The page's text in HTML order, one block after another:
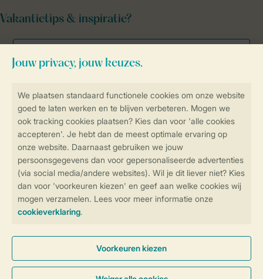
Controle over jouw gegevens &
Instellingen wijzigen
Veilig en snel online boeken
Veilige gegevensoverdracht
Veilige betaling
Vakantietips & inspiratie?